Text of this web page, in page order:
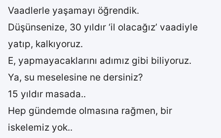
Vaadlerle yaşamayı öğrendik.
Düşünsenize, 30 yıldır ‘il olacağız’ vaadiyle
yatıp, kalkıyoruz.
E, yapmayacaklarını adımız gibi biliyoruz.
Ya, su meselesine ne dersiniz?
15 yıldır masada..
Hep gündemde olmasına rağmen, bir
iskelemiz yok..